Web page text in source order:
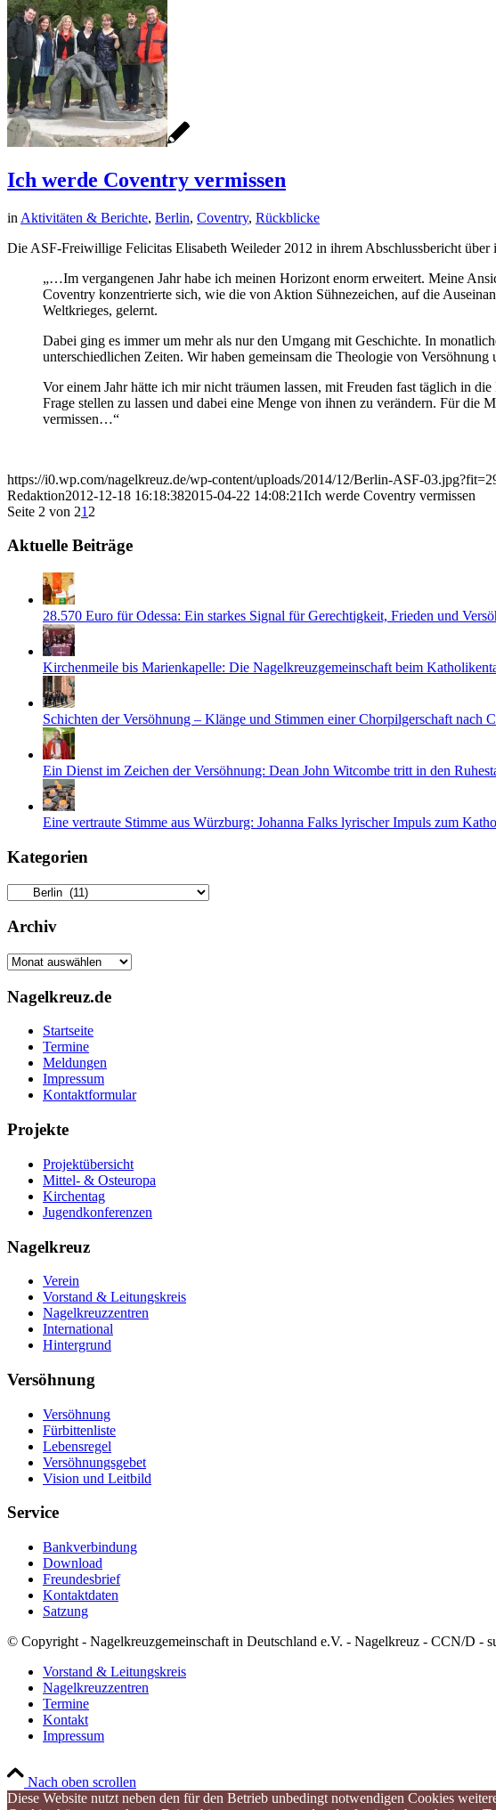
Ich werde Coventry vermissen
in Aktivitäten & Berichte, Berlin, Coventry, Rückblicke
Die ASF-Freiwillige Felicitas Elisabeth Weileder 2012 in ihrem Abschlussbericht
„…Im vergangenen Jahr habe ich meinen Horizont enorm erweitert. Meine
Coventry konzentrierte sich, wie die von Aktion Sühnezeichen, auf die
Weltkrieges, gelernt.
Dabei ging es immer um mehr als nur den Umgang mit Geschichte. In
unterschiedlichen Zeiten. Wir haben gemeinsam die Theologie von
Vor einem Jahr hätte ich mir nicht träumen lassen, mit Freuden fast täglich in
Frage stellen zu lassen und dabei eine Menge von ihnen zu verändern. Für
vermissen…“
https://i0.wp.com/nagelkreuz.de/wp-content/uploads/2014/12/Berlin-ASF-
Redaktion2012-12-18 16:18:382015-04-22 14:08:21Ich werde Coventry vermissen
Seite 2 von 21 2
Aktuelle Beiträge
28.570 Euro für Odessa: Ein starkes Signal für Gerechtigkeit, Frieden und
Kirchenmeile bis Marienkapelle: Die Nagelkreuzgemeinschaft beim
Schichten der Versöhnung – Klänge und Stimmen einer Chorpilgerschaft nach
Ein Dienst im Zeichen der Versöhnung: Dean John Witcombe tritt in den
Eine vertraute Stimme aus Würzburg: Johanna Falks lyrischer Impuls zum
Kategorien
Kategorien
Archiv
Archiv
Nagelkreuz.de
Startseite
Termine
Meldungen
Impressum
Kontaktformular
Projekte
Projektübersicht
Mittel- & Osteuropa
Kirchentag
Jugendkonferenzen
Nagelkreuz
Verein
Vorstand & Leitungskreis
Nagelkreuzzentren
International
Hintergrund
Versöhnung
Versöhnung
Fürbittenliste
Lebensregel
Versöhnungsgebet
Vision und Leitbild
Service
Bankverbindung
Download
Freundesbrief
Kontaktdaten
Satzung
© Copyright - Nagelkreuzgemeinschaft in Deutschland e.V. - Nagelkreuz - CCN/D -
Vorstand & Leitungskreis
Nagelkreuzzentren
Termine
Kontakt
Impressum
Nach oben scrollen
Diese Website nutzt neben den für den Betrieb unbedingt notwendigen Cookies